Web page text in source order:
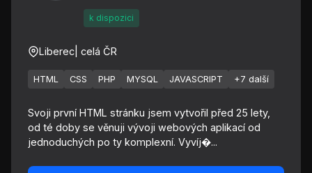
k dispozici
Liberec | celá ČR
HTML CSS PHP MYSQL JAVASCRIPT +7 další
Svoji první HTML stránku jsem vytvořil před 25 lety,
od té doby se věnuji vývoji webových aplikací od
jednoduchých po ty komplexní. Vyvíj�...